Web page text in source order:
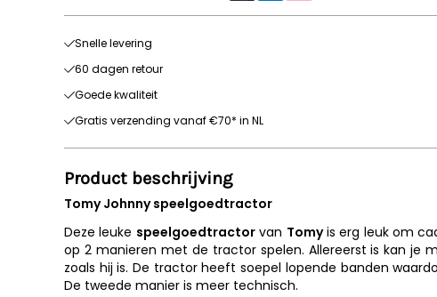
Snelle levering
60 dagen retour
Goede kwaliteit
Gratis verzending vanaf €70* in NL
Product beschrijving
Tomy Johnny speelgoedtractor
Deze leuke speelgoedtractorvan Tomyis erg leuk om
op 2 manieren met de tractor spelen. Allereerst is kan je
zoals hij is. De tractor heeft soepel lopende banden
De tweede manier is meer technisch.